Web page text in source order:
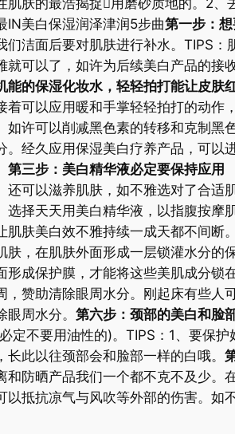
IN美白保湿润泽津润5步曲第一步：
们洁面后要对肌肤进行补水。TIPS
就可以了，如许为后续美白产品的接
能的保湿化妆水，轻轻拍打能让皮肤
着可以应用暖和手掌轻轻拍打的动作
可以削减黑色素的转移和克制黑色
。经久应用保湿美白疗养产品，可以
第三步：美白精华液必定要保持应用
还可以滋养肌肤，如不雅选对了合适
天天用美白精华液，以指腹按摩肌
肌肤美白效不雅持续一成天都不间断。
肤，在肌肤外面形成一层锁灌水分的
形成保护膜，才能将这些美肌成分锁
，赞助清除眼周水分。刚起床有些人
眼周水分。 第六步：颈部的美白和脸
定不要用油性的)。TIPS：1、要保
长此以往颈部会和脸部一样的白哦。
和防晒产品我们一个都不克不及少。
以抵抗凉气与风吹等外部的伤害。如